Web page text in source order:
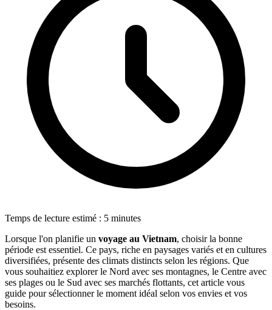
Temps de lecture estimé : 5 minutes
Lorsque l'on planifie un voyage au Vietnam, choisir la bonne
période est essentiel. Ce pays, riche en paysages variés et en cultures
diversifiées, présente des climats distincts selon les régions. Que
vous souhaitiez explorer le Nord avec ses montagnes, le Centre avec
ses plages ou le Sud avec ses marchés flottants, cet article vous
guide pour sélectionner le moment idéal selon vos envies et vos
besoins.